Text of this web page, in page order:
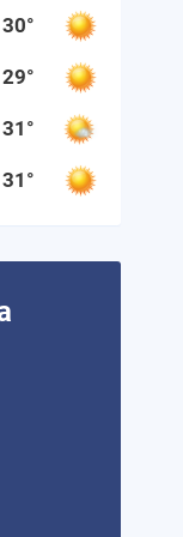
30°
29°
31°
31°